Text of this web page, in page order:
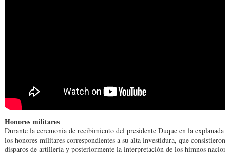
Honores militares
Durante la ceremonia de recibimiento del presiden­te Duque en la explanada
los honores militares correspondientes a su alta investidura, que consistieron
disparos de artillería y pos­teriormente la interpreta­ción de los himnos